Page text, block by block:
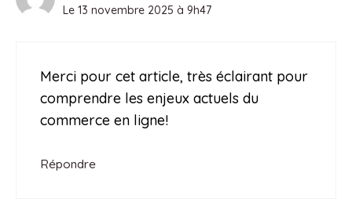
Le 13 novembre 2025 à 9h47
Merci pour cet article, très éclairant pour
comprendre les enjeux actuels du
commerce en ligne!
Répondre